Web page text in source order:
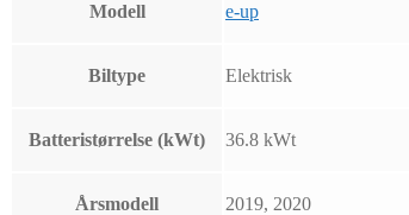
Modell e-up
Biltype Elektrisk
Batteristørrelse (kWt) 36.8 kWt
Årsmodell 2019, 2020